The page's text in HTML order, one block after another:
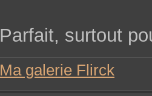
Parfait, surtout
Ma galerie Flirck